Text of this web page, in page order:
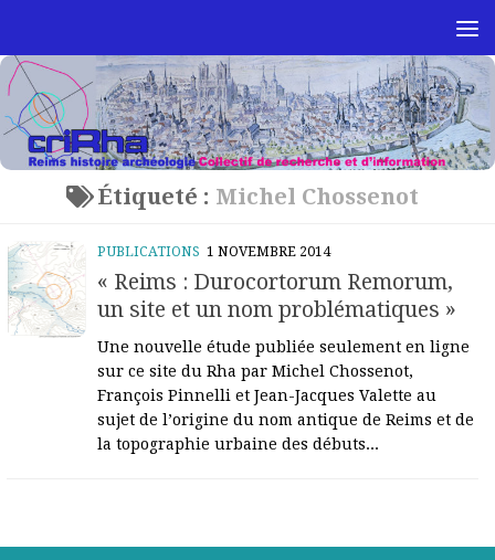
Étiqueté : Michel Chossenot
PUBLICATIONS 1 NOVEMBRE 2014
« Reims : Durocortorum Remorum,
un site et un nom problématiques »
Une nouvelle étude publiée seulement en ligne
sur ce site du Rha par Michel Chossenot,
François Pinnelli et Jean-Jacques Valette au
sujet de l’origine du nom antique de Reims et de
la topographie urbaine des débuts...